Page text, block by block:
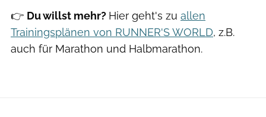
👉 Du willst mehr? Hier geht's zu allen
Trainingsplänen von RUNNER'S WORLD, z.B.
auch für Marathon und Halbmarathon.